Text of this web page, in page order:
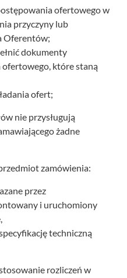
ofertowego w
przyczyny lub
Oferentów;
dokumenty
ofertowego, które staną
ofert;
nie przysługują
żadne
zamówienia:
przez
i uruchomiony
techniczną
rozliczeń w